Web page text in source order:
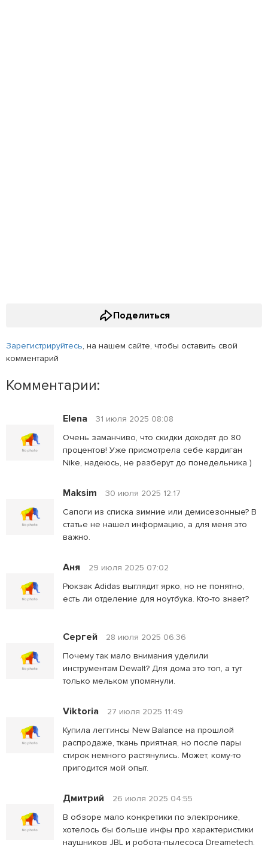
Поделиться
Зарегистрируйтесь, на нашем сайте, чтобы оставить свой
комментарий
Комментарии:
Elena
31 июля 2025 08:08
Очень заманчиво, что скидки доходят до 80
процентов! Уже присмотрела себе кардиган
Nike, надеюсь, не разберут до понедельника )
Maksim
30 июля 2025 12:17
Сапоги из списка зимние или демисезонные? В
статье не нашел информацию, а для меня это
важно.
Аня
29 июля 2025 07:02
Рюкзак Adidas выглядит ярко, но не понятно,
есть ли отделение для ноутбука. Кто-то знает?
Сергей
28 июля 2025 06:36
Почему так мало внимания уделили
инструментам Dewalt? Для дома это топ, а тут
только мельком упомянули.
Viktoria
27 июля 2025 11:49
Купила леггинсы New Balance на прошлой
распродаже, ткань приятная, но после пары
стирок немного растянулись. Может, кому-то
пригодится мой опыт.
Дмитрий
26 июля 2025 04:55
В обзоре мало конкретики по электронике,
хотелось бы больше инфы про характеристики
наушников JBL и робота-пылесоса Dreametech.